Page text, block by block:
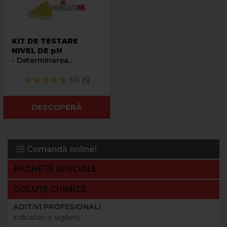
Comandă online!
PACHETE SPECIALE
SOLUȚII CHIMICE
ADITIVI PROFESIONALI,
indicatori şi sigilanţi
KIT DE TESTARE
NIVEL DE pH
- Determinarea
caracteristicii de pH a
5.0 (5)
DESCOPERĂ